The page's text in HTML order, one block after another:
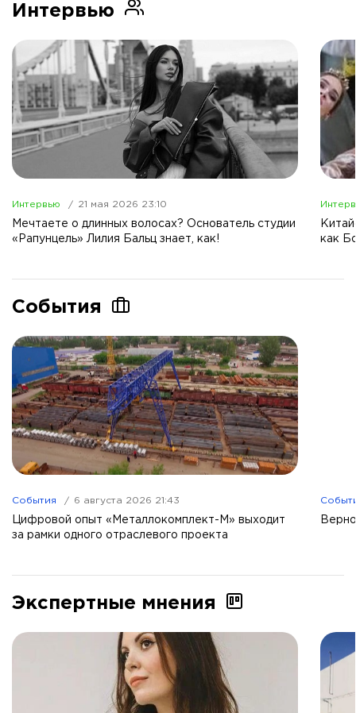
Интервью
Интервью 21 мая 2026 23:10
Мечтаете о длинных волосах? Основатель студии
«Рапунцель» Лилия Бальц знает, как!
как
События
События 6 августа 2026 21:43
Цифровой опыт «Металлокомплект-М» выходит
за рамки одного отраслевого проекта
Экспертные мнения